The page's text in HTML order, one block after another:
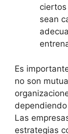
sean
Es
no son
Las
estrategias